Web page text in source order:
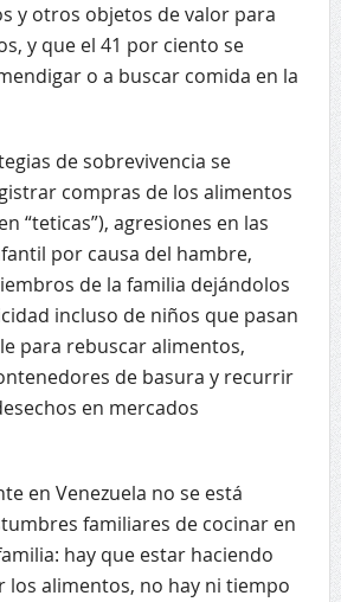
y otros objetos de valor para
y que el 41 por ciento se
o a buscar comida en la
de sobrevivencia se
compras de los alimentos
“teticas”), agresiones en las
por causa del hambre,
de la familia dejándolos
incluso de niños que pasan
para rebuscar alimentos,
de basura y recurrir
en mercados
en Venezuela no se está
familiares de cocinar en
hay que estar haciendo
los alimentos, no hay ni tiempo